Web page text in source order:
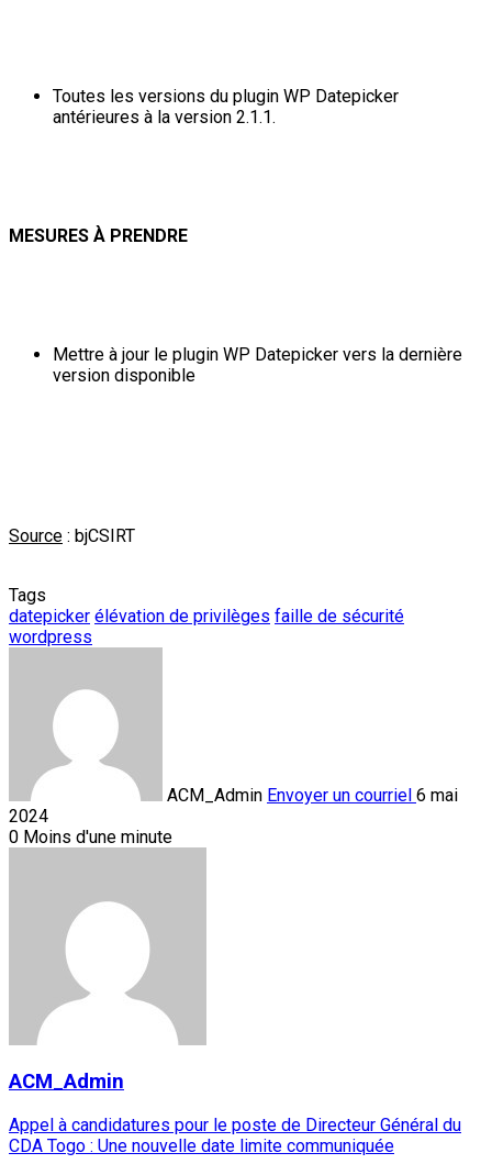
Toutes les versions du plugin WP Datepicker
antérieures à la version 2.1.1.
MESURES À PRENDRE
Mettre à jour le plugin WP Datepicker vers la dernière
version disponible
Source : bjCSIRT
Tags
datepicker élévation de privilèges faille de sécurité
wordpress
ACM_Admin Envoyer un courriel 6 mai
2024
0 Moins d'une minute
ACM_Admin
Appel à candidatures pour le poste de Directeur Général du
CDA Togo : Une nouvelle date limite communiquée